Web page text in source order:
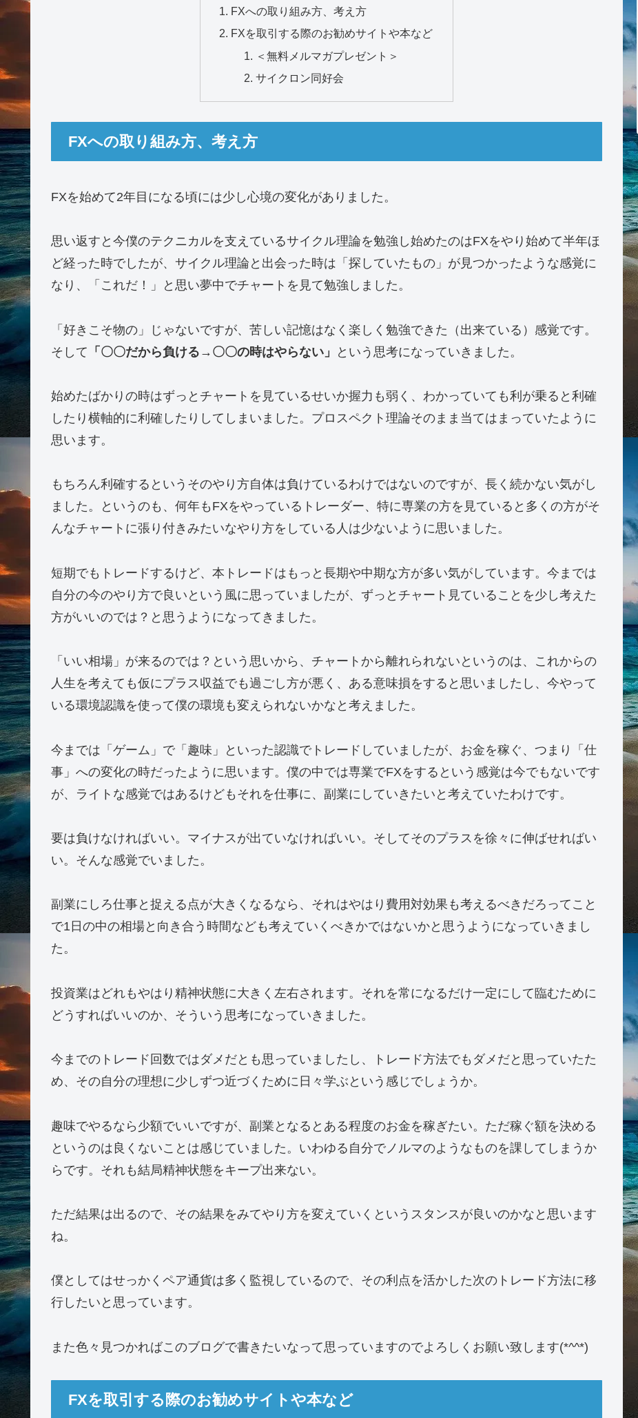
FXへの取り組み方、考え方
FXを取引する際のお勧めサイトや本など
＜無料メルマガプレゼント＞
サイクロン同好会
FXへの取り組み方、考え方
FXを始めて2年目になる頃には少し心境の変化がありました。
思い返すと今僕のテクニカルを支えているサイクル理論を勉強し始めたのはFXをやり始めて半年ほ
ど経った時でしたが、サイクル理論と出会った時は「探していたもの」が見つかったような感覚に
なり、「これだ！」と思い夢中でチャートを見て勉強しました。
「好きこそ物の」じゃないですが、苦しい記憶はなく楽しく勉強できた（出来ている）感覚です。
そして 「〇〇だから負ける→〇〇の時はやらない」 という思考になっていきました。
始めたばかりの時はずっとチャートを見ているせいか握力も弱く、わかっていても利が乗ると利確
したり横軸的に利確したりしてしまいました。プロスペクト理論そのまま当てはまっていたように
思います。
もちろん利確するというそのやり方自体は負けているわけではないのですが、長く続かない気がし
ました。というのも、何年もFXをやっているトレーダー、特に専業の方を見ていると多くの方がそ
んなチャートに張り付きみたいなやり方をしている人は少ないように思いました。
短期でもトレードするけど、本トレードはもっと長期や中期な方が多い気がしています。今までは
自分の今のやり方で良いという風に思っていましたが、ずっとチャート見ていることを少し考えた
方がいいのでは？と思うようになってきました。
「いい相場」が来るのでは？という思いから、チャートから離れられないというのは、これからの
人生を考えても仮にプラス収益でも過ごし方が悪く、ある意味損をすると思いましたし、今やって
いる環境認識を使って僕の環境も変えられないかなと考えました。
今までは「ゲーム」で「趣味」といった認識でトレードしていましたが、お金を稼ぐ、つまり「仕
事」への変化の時だったように思います。僕の中では専業でFXをするという感覚は今でもないです
が、ライトな感覚ではあるけどもそれを仕事に、副業にしていきたいと考えていたわけです。
要は負けなければいい。マイナスが出ていなければいい。そしてそのプラスを徐々に伸ばせればい
い。そんな感覚でいました。
副業にしろ仕事と捉える点が大きくなるなら、それはやはり費用対効果も考えるべきだろってこと
で1日の中の相場と向き合う時間なども考えていくべきかではないかと思うようになっていきまし
た。
投資業はどれもやはり精神状態に大きく左右されます。それを常になるだけ一定にして臨むために
どうすればいいのか、そういう思考になっていきました。
今までのトレード回数ではダメだとも思っていましたし、トレード方法でもダメだと思っていたた
め、その自分の理想に少しずつ近づくために日々学ぶという感じでしょうか。
趣味でやるなら少額でいいですが、副業となるとある程度のお金を稼ぎたい。ただ稼ぐ額を決める
というのは良くないことは感じていました。いわゆる自分でノルマのようなものを課してしまうか
らです。それも結局精神状態をキープ出来ない。
ただ結果は出るので、その結果をみてやり方を変えていくというスタンスが良いのかなと思います
ね。
僕としてはせっかくペア通貨は多く監視しているので、その利点を活かした次のトレード方法に移
行したいと思っています。
また色々見つかればこのブログで書きたいなって思っていますのでよろしくお願い致します(*^^*)
FXを取引する際のお勧めサイトや本など